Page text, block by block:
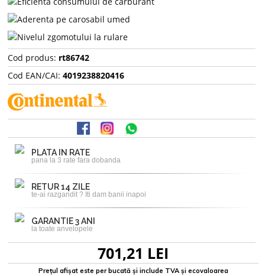
Cod produs: rt86742
Cod EAN/CAI: 4019238820416
PLATA IN RATE
pana la 3 rate fara dobanda
RETUR 14 ZILE
te-ai razgandit ? Iti dam banii inapoi
GARANTIE 3 ANI
la toate anvelopele
701,21 LEI
Prețul afișat este per bucată și include TVA și ecovaloarea